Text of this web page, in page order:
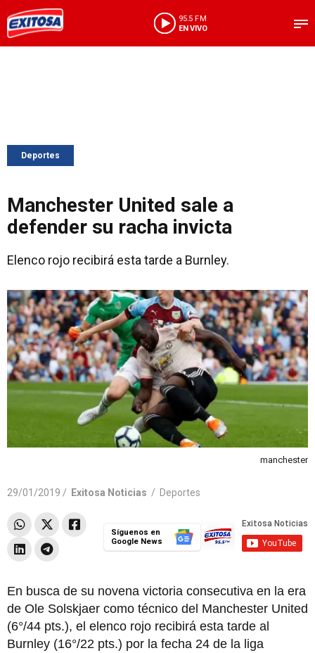
95.5 FM
EN VIVO
Deportes
Manchester United sale a
defender su racha invicta
Elenco rojo recibirá esta tarde a Burnley.
manchester
29/01/2019 / Exitosa Noticias / Deportes
Síguenos en
Google News
En busca de su novena victoria consecutiva en la era
de Ole Solskjaer como técnico del Manchester United
(6°/44 pts.), el elenco rojo recibirá esta tarde al
Burnley (16°/22 pts.) por la fecha 24 de la liga